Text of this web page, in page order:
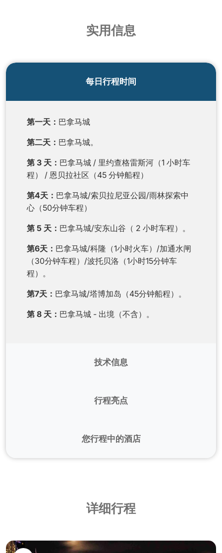
实用信息
每日行程时间
第一天： 巴拿马城
第二天： 巴拿马城。
第 3 天： 巴拿马城 / 里约查格雷斯河（1 小时车
程） / 恩贝拉社区（45 分钟船程）
第4天： 巴拿马城/索贝拉尼亚公园/雨林探索中
心（50分钟车程）
第 5 天： 巴拿马城/安东山谷（ 2 小时车程）。
第6天： 巴拿马城/科隆（1小时火车）/加通水闸
（30分钟车程）/波托贝洛（1小时15分钟车
程）。
第7天： 巴拿马城/塔博加岛（45分钟船程）。
第 8 天： 巴拿马城 - 出境（不含）。
技术信息
不强制接种疫苗。
四月。 最佳游览期为 11 月至次年 3 月。
建议：我们建议您带上雨衣、防晒霜、防虫喷雾、
圣克拉拉
行程亮点
英语专业导游服务。
漫步在联合国教科文组织历史遗址
您行程中的酒店
www.bwpanamazenhotel.com
详细行程